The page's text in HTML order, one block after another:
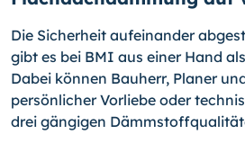
Die Sicherheit aufeinander
gibt es bei BMI aus einer Hand
Dabei können Bauherr, Planer
persönlicher Vorliebe oder
drei gängigen